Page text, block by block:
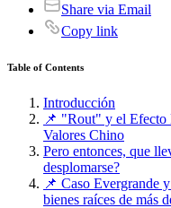
Share via Email
Copy link
Table of Contents
Introducción
📌 "Rout" y el Efecto
Valores Chino
Pero entonces, que
desplomarse?
📌 Caso Evergrande
bienes raíces de más